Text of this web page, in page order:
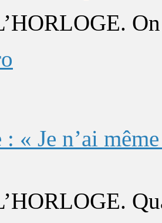
: « Je n’ai